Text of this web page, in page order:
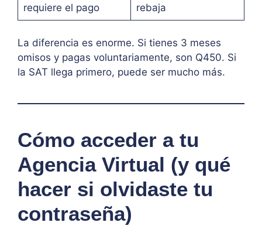
requiere el pago
rebaja
La diferencia es enorme. Si tienes 3 meses
omisos y pagas voluntariamente, son Q450. Si
la SAT llega primero, puede ser mucho más.
Cómo acceder a tu
Agencia Virtual (y qué
hacer si olvidaste tu
contraseña)